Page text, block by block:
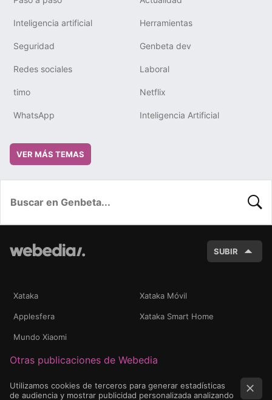
Inteligencia artificial Herramientas
Seguridad Genbeta dev
Redes sociales Laboral
timo Netflix
WhatsApp Inteligencia Artificial
VER MÁS TEMAS
SUBIR
Xataka Xataka Móvil
Applesfera Xataka Smart Home
Mundo Xiaomi
Otras publicaciones de Webedia
Utilizamos cookies de terceros para generar estadísticas
de audiencia y mostrar publicidad personalizada analizando